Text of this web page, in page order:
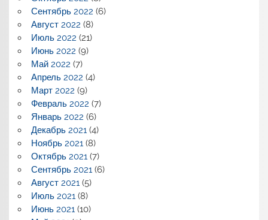
Сентябрь 2022 (6)
Август 2022 (8)
Июль 2022 (21)
Июнь 2022 (9)
Май 2022 (7)
Апрель 2022 (4)
Март 2022 (9)
Февраль 2022 (7)
Январь 2022 (6)
Декабрь 2021(4)
Ноябрь 2021(8)
Октябрь 2021(7)
Сентябрь 2021(6)
Август 2021(5)
Июль 2021(8)
Июнь 2021(10)